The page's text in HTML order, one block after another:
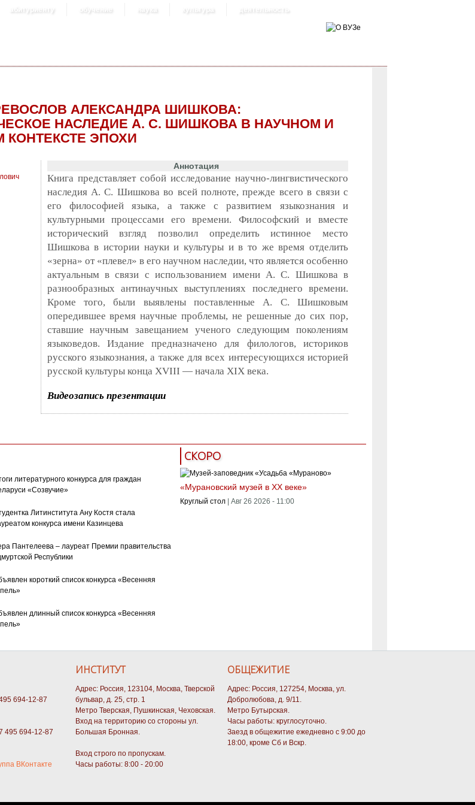
абитуриенту обучение наука культура деятельность
АЛЕКСАНДРА ШИШКОВА:
НАСЛЕДИЕ А. С. ШИШКОВА В НАУЧНОМ И
КОНТЕКСТЕ ЭПОХИ
Аннотация
Книга представляет собой исследование научно-лингвистического
наследия А. С. Шишкова во всей полноте, прежде всего в связи с
его философией языка, а также с развитием языкознания и
культурными процессами его времени. Философский и вместе
исторический взгляд позволил определить истинное место
Шишкова в истории науки и культуры и в то же время отделить
«зерна» от «плевел» в его научном наследии, что является особенно
актуальным в связи с использованием имени А. С. Шишкова в
разнообразных антинаучных выступлениях последнего времени.
Кроме того, были выявлены поставленные А. С. Шишковым
опередившее время научные проблемы, не решенные до сих пор,
ставшие научным завещанием ученого следующим поколениям
языковедов. Издание предназначено для филологов, историков
русского языкознания, а также для всех интересующихся историей
русской культуры конца XVIII — начала XIX века.
Видеозапись презентации
литературного конкурса для граждан
«Созвучие»
Литинститута Ану Костя стала
конкурса имени Казинцева
Пантелеева – лауреат Премии правительства
Республики
короткий список конкурса «Весенняя
длинный список конкурса «Весенняя
СКОРО
«Мурановский музей в XX веке»
Круглый стол Авг 26 2026 - 11:00
694-12-87
495 694-12-87
ВКонтакте
ИНСТИТУТ
Адрес: Россия, 123104, Москва, Тверской
бульвар, д. 25, стр. 1
Метро Тверская, Пушкинская, Чеховская.
Вход на территорию со стороны ул.
Большая Бронная.
Вход строго по пропускам.
Часы работы: 8:00 - 20:00
ОБЩЕЖИТИЕ
Адрес: Россия, 127254, Москва, ул.
Добролюбова, д. 9/11.
Метро Бутырская.
Часы работы: круглосуточно.
Заезд в общежитие ежедневно с 9:00 до
18:00, кроме Сб и Вскр.